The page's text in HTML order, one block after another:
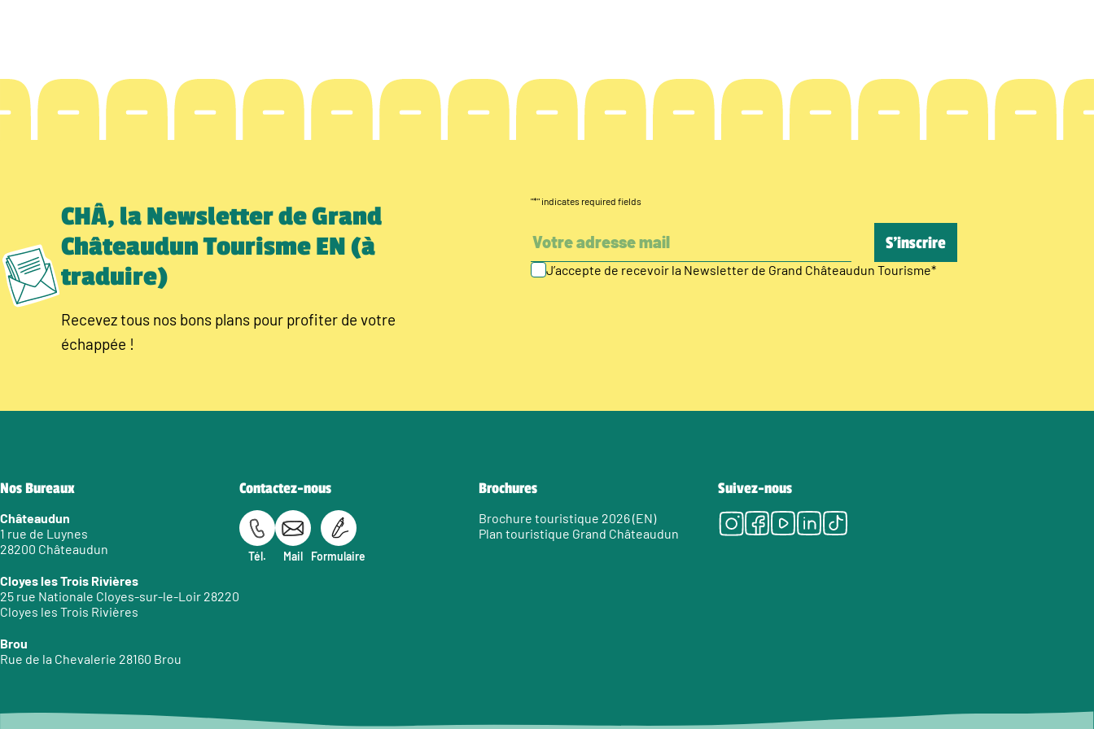
CHÂ, la Newsletter de Grand
Châteaudun Tourisme EN (à
traduire)
Recevez tous nos bons plans pour profiter de votre
échappée !
"*" indicates required fields
J’accepte de recevoir la Newsletter de Grand Châteaudun Tourisme*
Nos Bureaux
Châteaudun
1 rue de Luynes
28200 Châteaudun
Cloyes les Trois Rivières
25 rue Nationale Cloyes-sur-le-Loir 28220
Cloyes les Trois Rivières
Brou
Rue de la Chevalerie 28160 Brou
Contactez-nous
Tél. Mail Formulaire
Brochures
Brochure touristique 2026 (EN)
Plan touristique Grand Châteaudun
Suivez-nous
Instagram
Facebook
Youtube
LinkedIn
Tiktok